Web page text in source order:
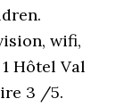
wifi,
Hôtel Val
3 /5.